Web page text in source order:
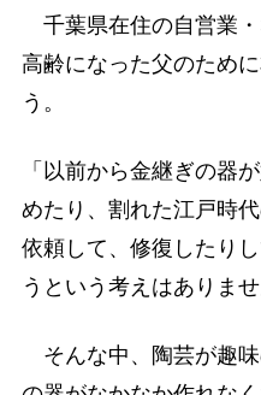
千葉県在住の自営業・
高齢になった父のため
う。
「以前から金継ぎの器
めたり、割れた江戸時
依頼して、修復したり
うという考えはありませ
そんな中、陶芸が趣